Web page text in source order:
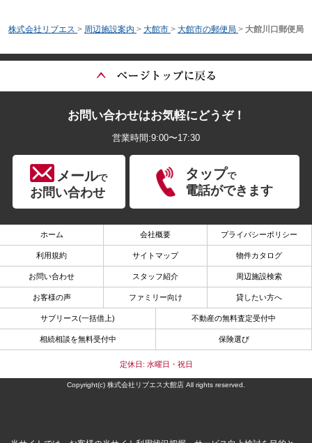
株式会社リブエス > 周辺施設案内 > 大館市 > 大館市の郵便局 > 大館川口郵便局
お問い合わせはお気軽にどうぞ！
営業時間:9:00〜17:30
メールで
お問い合わせ
タップで
電話ができます
ホーム 会社概要 プライバシーポリシー
利用規約 サイトマップ 物件カタログ
お問い合わせ スタッフ紹介 周辺施設検索
お客様の声 ファミリー向け 貸したい方へ
サブリース(一括借上) 不動産の無料査定受付中
相続相談を無料受付中 保険選び
定休日: 水曜日・祝日
Copyright(c) 株式会社リブエス大館店 All rights reserved.